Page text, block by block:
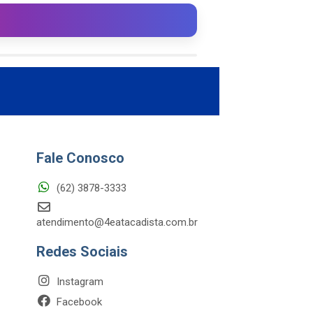
Fale Conosco
(62) 3878-3333
atendimento@4eatacadista.com.br
Redes Sociais
Instagram
Facebook